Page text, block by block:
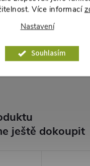
Více informací
Nastavení
Souhlasím
ještě dokoupit